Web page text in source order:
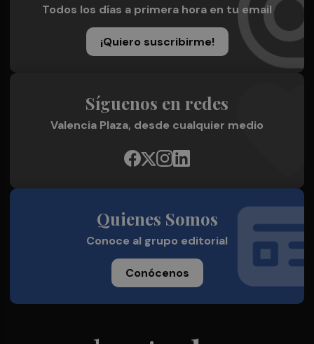
Todos los días a primera hora en tu email
¡Quiero suscribirme!
Síguenos en redes
Valencia Plaza, desde cualquier medio
Quienes Somos
Conoce al grupo editorial
Conócenos